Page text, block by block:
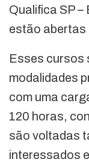
Qualifica SP
estão abertas
Esses cursos
modalidades
com uma
120 horas,
são voltadas
interessados